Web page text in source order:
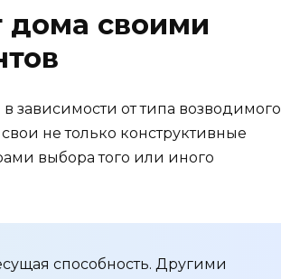
дома своими
зависимости от типа возводимого
не только конструктивные
выбора того или иного
способность. Другими